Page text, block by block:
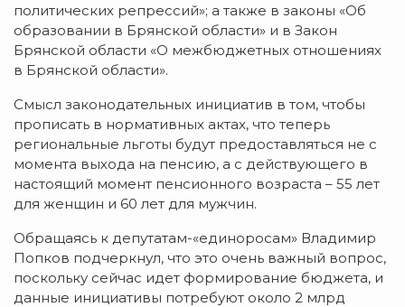
политических репрессий»; а также в законы «Об
образовании в Брянской области» и в Закон
Брянской области «О межбюджетных отношениях
в Брянской области».
Смысл законодательных инициатив в том, чтобы
прописать в нормативных актах, что теперь
региональные льготы будут предоставляться не с
момента выхода на пенсию, а с действующего в
настоящий момент пенсионного возраста – 55 лет
для женщин и 60 лет для мужчин.
Обращаясь к депутатам-«единоросам» Владимир
Попков подчеркнул, что это очень важный вопрос,
поскольку сейчас идет формирование бюджета, и
данные инициативы потребуют около 2 млрд